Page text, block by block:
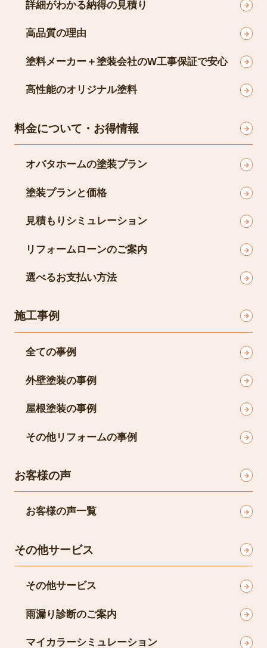
詳細がわかる納得の見積り
高品質の理由
塗料メーカー＋塗装会社のW工事保証で安心
高性能のオリジナル塗料
料金について・お得情報
オバタホームの塗装プラン
塗装プランと価格
見積もりシミュレーション
リフォームローンのご案内
選べるお支払い方法
施工事例
全ての事例
外壁塗装の事例
屋根塗装の事例
その他リフォームの事例
お客様の声
お客様の声一覧
その他サービス
その他サービス
雨漏り診断のご案内
マイカラーシミュレーション